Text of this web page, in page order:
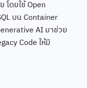
โดยใช้ Open
บน Container
AI มาช่วย
Code ให้มี